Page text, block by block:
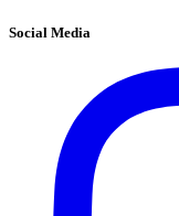
Social Media